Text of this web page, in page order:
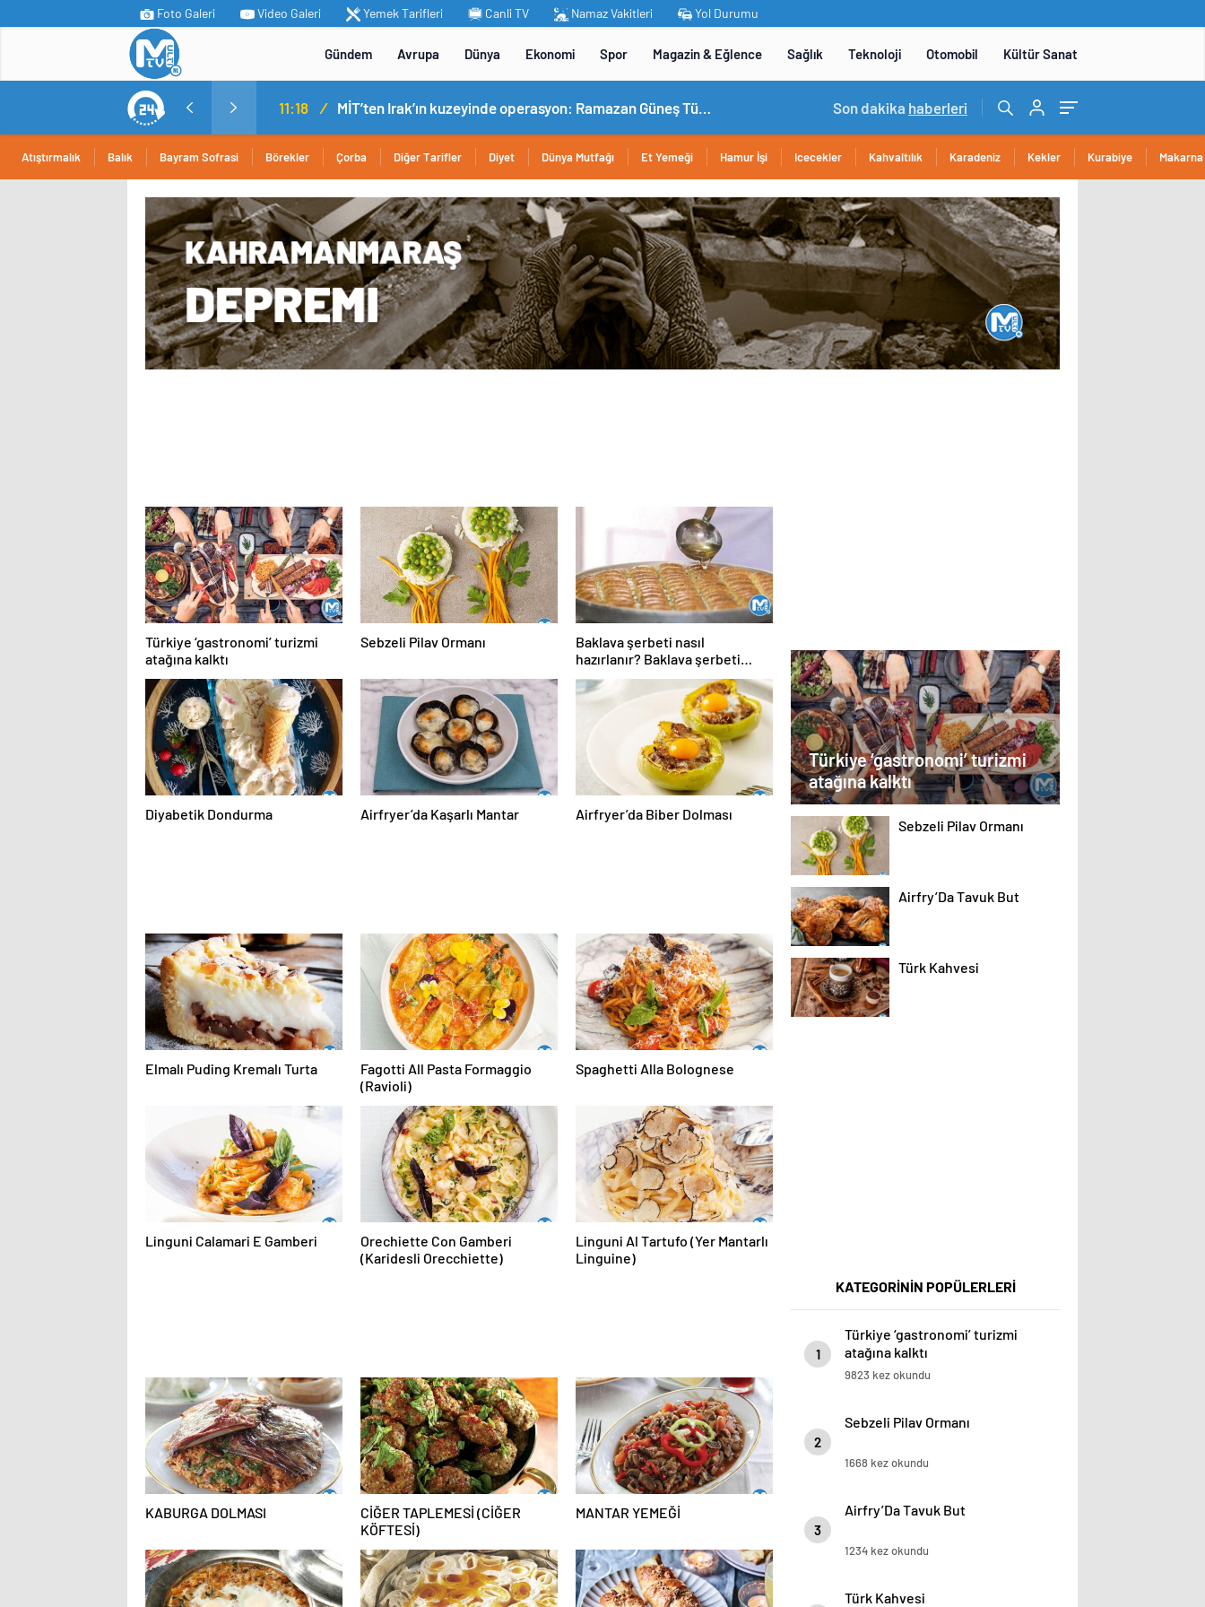
Foto Galeri Video Galeri Yemek Tarifleri Canli TV Namaz Vakitleri Yol Durumu
Gündem Avrupa Dünya Ekonomi Spor Magazin & Eğlence Sağlık Teknoloji Otomobil Kültür Sanat
11:18 / MİT’ten Irak’ın kuzeyinde operasyon: Ramazan Güneş Türkiye’ye getirildi 14:05 / Yerli otomobil TOGG’un ustaları burada yetişecek
Son dakika haberleri
Atıştırmalık Balık Bayram Sofrasi Börekler Çorba Diğer Tarifler Diyet Dünya Mutfağı Et Yemeği Hamur İşi Icecekler Kahvaltılık Karadeniz Kekler Kurabiye Makarna
Türkiye ‘gastronomi’ turizmi
atağına kalktı
Sebzeli Pilav Ormanı
Baklava şerbeti nasıl
hazırlanır? Baklava şerbeti
ölçüsü, kıvamı, tarifi
Diyabetik Dondurma Airfryer’da Kaşarlı Mantar Airfryer’da Biber Dolması
Elmalı Puding Kremalı Turta
Fagotti All Pasta Formaggio
(Ravioli)
Spaghetti Alla Bolognese
Linguni Calamari E Gamberi
Orechiette Con Gamberi
(Karidesli Orecchiette)
Linguni Al Tartufo (Yer Mantarlı
Linguine)
KABURGA DOLMASI
CİĞER TAPLEMESİ (CİĞER
KÖFTESİ)
MANTAR YEMEĞİ
Türkiye ‘gastronomi’ turizmi
atağına kalktı
Sebzeli Pilav Ormanı
Airfry’Da Tavuk But
Türk Kahvesi
KATEGORİNİN POPÜLERLERİ
1
Türkiye ‘gastronomi’ turizmi
atağına kalktı
9823 kez okundu
2
Sebzeli Pilav Ormanı
1668 kez okundu
3
Airfry’Da Tavuk But
1234 kez okundu
Türk Kahvesi